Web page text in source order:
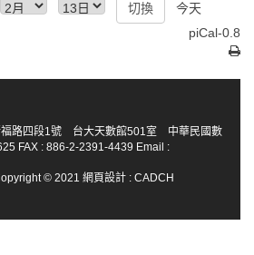
今天
piCal-0.8
福路四段1號 台大天數館501室 中華民國數
FAX : 886-2-2391-4439 Email :
© 2021 網頁設計 : CADCH